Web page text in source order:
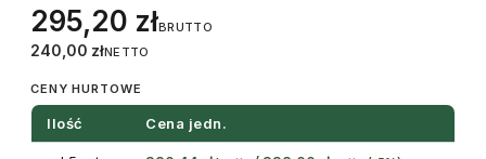
295,20 złBRUTTO
240,00 złNETTO
CENY HURTOWE
Ilość Cena jedn.